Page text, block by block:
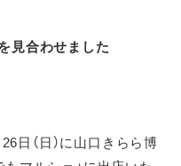
見合わせました
日（日）に山口きらら博